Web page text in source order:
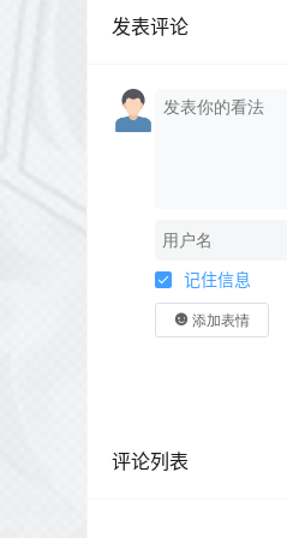
发表评论
记住信息
添加表情
评论列表